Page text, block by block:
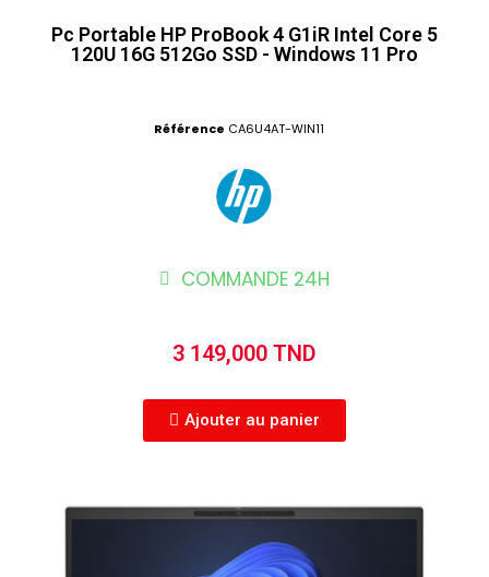
Pc Portable HP ProBook 4 G1iR Intel Core 5
120U 16G 512Go SSD - Windows 11 Pro
Référence CA6U4AT-WIN11
COMMANDE 24H
3 149,000 TND
Ajouter au panier